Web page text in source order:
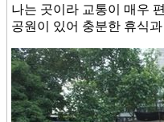
나는 곳이라 교통이 매우
공원이 있어 충분한 휴식